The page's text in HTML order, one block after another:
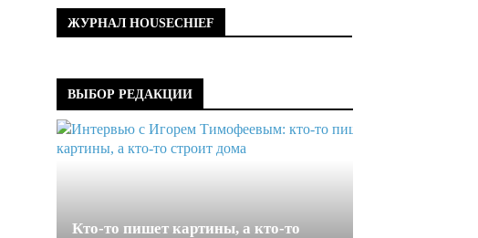
ЖУРНАЛ HOUSECHIEF
ВЫБОР РЕДАКЦИИ
Кто-то пишет картины, а кто-то